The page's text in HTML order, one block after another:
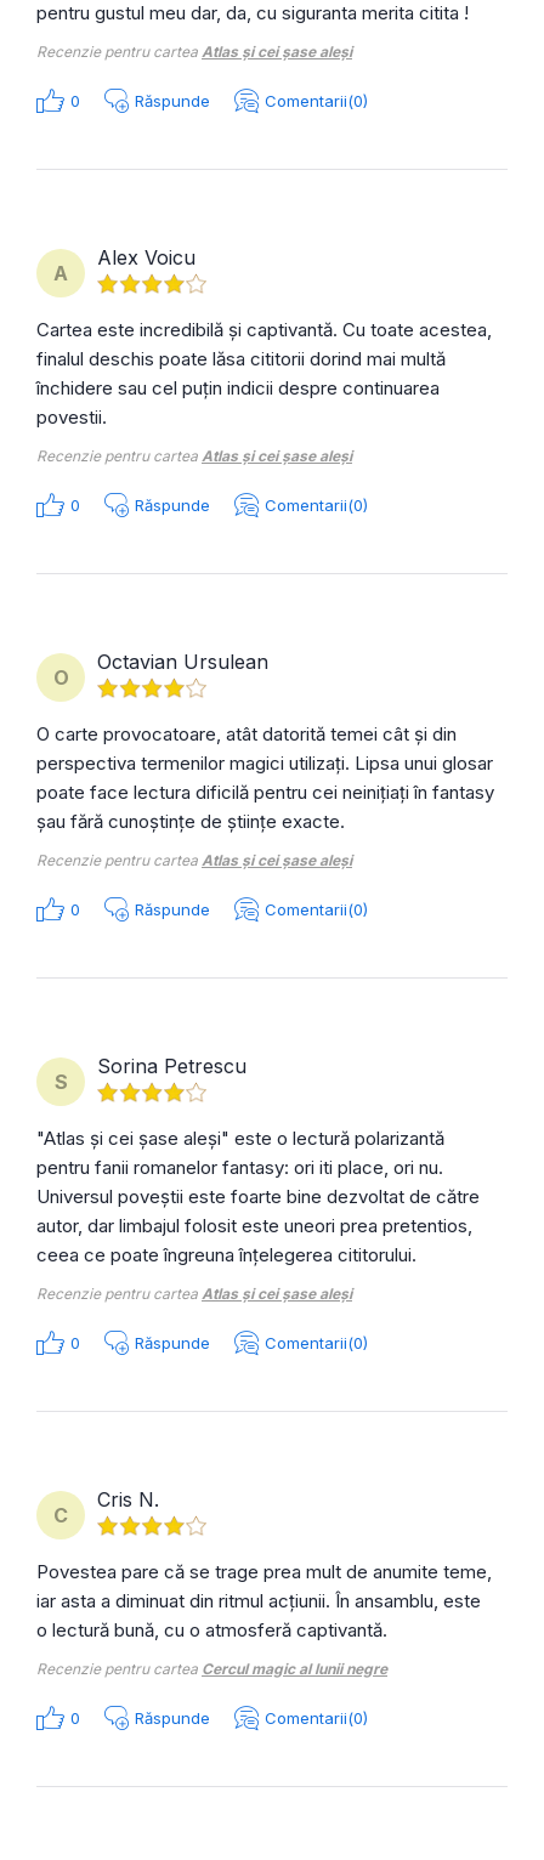
pentru gustul meu dar, da, cu siguranta merita citita !
Recenzie pentru cartea Atlas și cei șase aleși
0 Răspunde Comentarii(0)
A
Alex Voicu
Cartea este incredibilă și captivantă. Cu toate acestea,
finalul deschis poate lăsa cititorii dorind mai multă
închidere sau cel puțin indicii despre continuarea
povestii.
Recenzie pentru cartea Atlas și cei șase aleși
0 Răspunde Comentarii(0)
O
Octavian Ursulean
O carte provocatoare, atât datorită temei cât și din
perspectiva termenilor magici utilizați. Lipsa unui glosar
poate face lectura dificilă pentru cei neinițiați în fantasy
șau fără cunoștințe de științe exacte.
Recenzie pentru cartea Atlas și cei șase aleși
0 Răspunde Comentarii(0)
S
Sorina Petrescu
"Atlas și cei șase aleși" este o lectură polarizantă
pentru fanii romanelor fantasy: ori iti place, ori nu.
Universul poveștii este foarte bine dezvoltat de către
autor, dar limbajul folosit este uneori prea pretentios,
ceea ce poate îngreuna înțelegerea cititorului.
Recenzie pentru cartea Atlas și cei șase aleși
0 Răspunde Comentarii(0)
C
Cris N.
Povestea pare că se trage prea mult de anumite teme,
iar asta a diminuat din ritmul acțiunii. În ansamblu, este
o lectură bună, cu o atmosferă captivantă.
Recenzie pentru cartea Cercul magic al lunii negre
0 Răspunde Comentarii(0)